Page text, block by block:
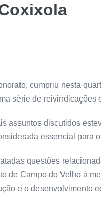
cumpriu nesta
série de
assuntos discutidos
essencial para
questões
de Campo do Velho à
e o desenvolvimento